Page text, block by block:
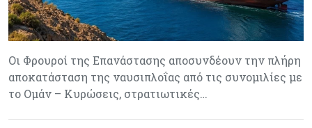
Οι Φρουροί της Επανάστασης αποσυνδέουν την πλήρη
αποκατάσταση της ναυσιπλοΐας από τις συνομιλίες με
το Ομάν – Κυρώσεις, στρατιωτικές…